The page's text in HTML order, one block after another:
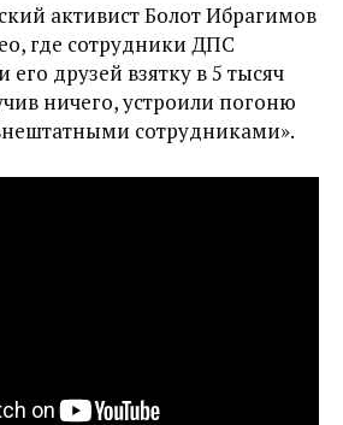
активист Болот Ибрагимов
где сотрудники ДПС
его друзей взятку в 5 тысяч
ничего, устроили погоню
сотрудниками».